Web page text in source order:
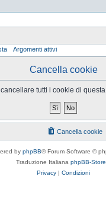
Argomenti attivi
Cancella cookie
tutti i cookie di
Cancella cookie
by phpBB® Forum Software ©
Traduzione Italiana phpBB-
Privacy | Condizioni